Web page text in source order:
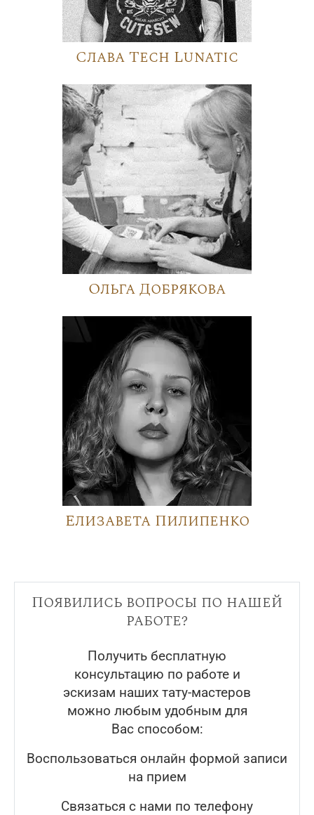
Слава Tech Lunatic
Ольга Добрякова
Елизавета Пилипенко
Появились вопросы по нашей
работе?
Получить бесплатную
консультацию по работе и
эскизам наших тату-мастеров
можно любым удобным для
Вас способом:
Воспользоваться онлайн формой записи
на прием
Связаться с нами по телефону